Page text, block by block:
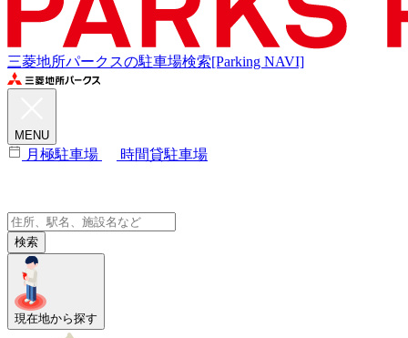
三菱地所パークスの駐車場検索[Parking NAVI]
MENU
月極駐車場 時間貸駐車場
検索
現在地から探す